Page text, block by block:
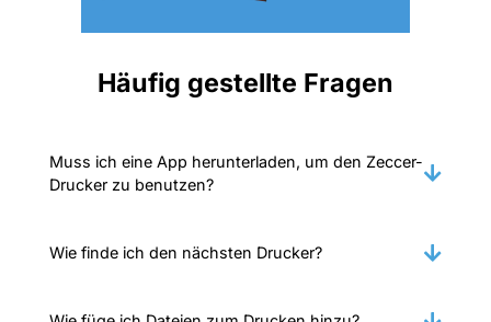
Häufig gestellte Fragen
Muss ich eine App herunterladen, um den Zeccer-
Drucker zu benutzen?
Wie finde ich den nächsten Drucker?